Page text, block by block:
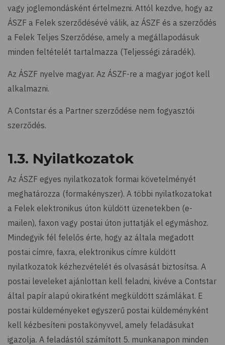
vagy joglemondásként értelmezni. Attól kezdve, hogy az
ÁSZF a Felek szerződésévé válik, az ÁSZF és a szerződés
a Felek Teljes Szerződése, amely a megállapodásuk
minden feltételét tartalmazza (Teljességi záradék).
Az ÁSZF nyelve magyar. Az ÁSZF-re a magyar jogot kell
alkalmazni.
A Contstar és a Partner szerződése nem fogyasztói
szerződés.
1.3. Nyilatkozatok
Az ÁSZF egyes nyilatkozatok formai követelményét
meghatározza (formakényszer). A többi nyilatkozatokat
a Felek elektronikus úton küldött üzenetekben (e-
mailen), faxon vagy postai úton juttatják el egymáshoz.
Mindegyik fél felelős érte, hogy az általa megadott
postai címre, faxra, elektronikus címre küldött
nyilatkozatok kézhezvételét és olvasását biztosítsa. A
postai leveleket ajánlottan kell feladni, kivéve a Contstar
által papír alapú okiratként megküldött számlákat. E
postai küldeményeket egyszerű postai küldeményként
kell kézbesíteni postakönyvvel, amely feladásukat
igazolja. A feladástól számított 5. munkanapon minden